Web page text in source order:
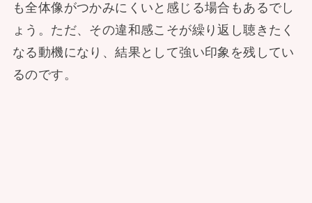
も全体像がつかみにくいと感じる場合もあるでし
ょう。ただ、その違和感こそが繰り返し聴きたく
なる動機になり、結果として強い印象を残してい
るのです。